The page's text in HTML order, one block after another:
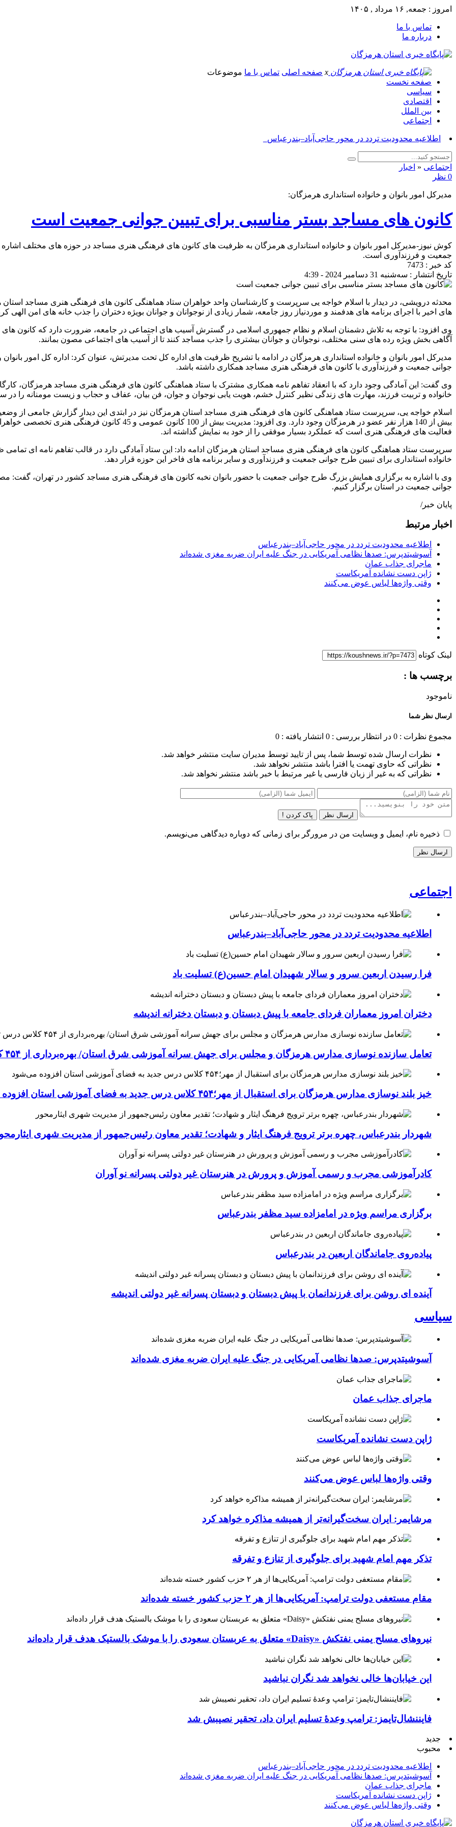
امروز : جمعه, ۱۶ مرداد , ۱۴۰۵
تماس با ما
درباره ما
x صفحه اصلی تماس با ما موضوعات
صفحه نخست
سیاسی
اقتصادی
بین الملل
اجتماعی
آسوشی_
اجتماعی « اخبار
0 نظر
مدیرکل امور بانوان و خانواده استانداری هرمزگان:
کانون های مساجد بستر مناسبی برای تبیین جوانی جمعیت است
کوش نیوز-مدیرکل امور بانوان و خانواده استانداری هرمزگان به ظرفیت های کانون های فرهنگی هنری مساجد در حوزه های مختلف
جمعیت و فرزندآوری است.
کد خبر : 7473
تاریخ انتشار : سه‌شنبه 31 دسامبر 2024 - 4:39
محدثه درویشی، در دیدار با اسلام خواجه یی سرپرست و کارشناسان واحد خواهران ستاد هماهنگی کانون های فرهنگی هنری مساجد
های اخیر با اجرای برنامه های هدفمند و موردنیاز روز جامعه، شمار زیادی از نوجوانان و جوانان بویژه دختران را جذب خانه های امن الهی
وی افزود: با توجه به تلاش دشمنان اسلام و نظام جمهوری اسلامی در گسترش آسیب های اجتماعی در جامعه، ضرورت دارد که کانون های
آگاهی بخش ویژه رده های سنی مختلف، نوجوانان و جوانان بیشتری را جذب مساجد کنند تا از آسیب های اجتماعی مصون بمانند.
مدیرکل امور بانوان و خانواده استانداری هرمزگان در ادامه با تشریح ظرفیت های اداره کل تحت مدیرتش، عنوان کرد: اداره کل امور
جوانی جمعیت و فرزندآوری با کانون های فرهنگی هنری مساجد همکاری داشته باشد.
وی گفت: این آمادگی وجود دارد که با انعقاد تفاهم نامه همکاری مشترک با ستاد هماهنگی کانون های فرهنگی هنری مساجد هرمزگان،
خانواده و تربیت فرزند، مهارت های زندگی نظیر کنترل خشم، هویت یابی نوجوان و جوان، فن بیان، عفاف و حجاب و زیست مومنانه را در
بیش از 140 هزار نفر عضو در هرمزگان وجود دارد. وی افزود: مدیریت
فعالیت های فرهنگی هنری است که عملکرد بسیار موفقی را از خود به نمایش گذاشته اند.
سرپرست ستاد هماهنگی کانون های فرهنگی هنری مساجد استان هرمزگان ادامه داد: این ستاد آمادگی دارد در قالب تفاهم نامه ای تمامی
خانواده استانداری برای تبیین طرح جوانی جمعیت و فرزندآوری و سایر برنامه های فاخر این حوزه قرار دهد.
وی با اشاره به برگزاری همایش بزرگ طرح جوانی جمعیت با حضور بانوان نخبه کانون های فرهنگی هنری مساجد کشور در تهران، گفت:
جوانی جمعیت در استان برگزار کنیم.
پایان خبر/
اخبار مرتبط
اطلاعیه محدودیت تردد در محور حاجی‌آباد–بندرعباس
آسوشیتدپرس: صدها نظامی آمریکایی در جنگ علیه ایران ضربه مغزی شده‌اند
ماجرای جذاب عمان
ژاپن دست نشانده آمریکاست
وقتی واژه‌ها لباس عوض می‌کنند
لینک کوتاه
برچسب ها :
ناموجود
ارسال نظر شما
مجموع نظرات : 0 در انتظار بررسی : 0 انتشار یافته : 0
نظرات ارسال شده توسط شما، پس از تایید توسط مدیران سایت منتشر خواهد شد.
نظراتی که حاوی تهمت یا افترا باشد منتشر نخواهد شد.
نظراتی که به غیر از زبان فارسی یا غیر مرتبط با خبر باشد منتشر نخواهد شد.
ارسال نظر پاک کردن !
ذخیره نام، ایمیل و وبسایت من در مرورگر برای زمانی که دوباره دیدگاهی می‌نویسم.
اجتماعی
اطلاعیه محدودیت تردد در محور حاجی‌آباد–بندرعباس
فرا رسیدن اربعین سرور و سالار شهیدان امام حسین(ع) تسلیت باد
دختران امروز معماران فردای جامعه با پیش دبستان و دبستان دخترانه اندیشه
تعامل سازنده نوسازی مدارس هرمزگان و مجلس برای جهش سرانه آموزشی شرق استان/ بهره‌برداری از ۴۵۴ کلاس درس تا مهرماه
خیز بلند نوسازی مدارس هرمزگان برای استقبال از مهر؛۴۵۴ کلاس درس جدید به فضای آموزشی استان افزوده می‌شود
شهردار بندرعباس، چهره برتر ترویج فرهنگ ایثار و شهادت؛ تقدیر معاون رئیس‌جمهور از مدیریت شهری
کادرآموزشی مجرب و رسمی آموزش و پرورش در هنرستان غیر دولتی پسرانه نو آوران
برگزاری مراسم ویژه در امامزاده سید مظفر بندرعباس
پیاده‌روی جاماندگان اربعین در بندرعباس
آینده ای روشن برای فرزندانمان با پیش دبستان و دبستان پسرانه غیر دولتی اندیشه
سیاسی
آسوشیتدپرس: صدها نظامی آمریکایی در جنگ علیه ایران ضربه مغزی شده‌اند
ماجرای جذاب عمان
ژاپن دست نشانده آمریکاست
وقتی واژه‌ها لباس عوض می‌کنند
مرشایمر: ایران سخت‌گیرانه‌تر از همیشه مذاکره خواهد کرد
تذکر مهم امام شهید برای جلوگیری از تنازع و تفرقه
مقام مستعفی دولت ترامپ: آمریکایی‌ها از هر ۲ حزب کشور خسته شده‌اند
نیروهای مسلح یمنی نفتکش «Daisy» متعلق به عربستان سعودی را با موشک بالستیک هدف قرار داده‌اند
این خیابان‌ها خالی نخواهد شد نگران نباشید
فایننشال‌تایمز: ترامپ وعدۀ تسلیم ایران داد، تحقیر نصیبش شد
جدید
محبوب
اطلاعیه محدودیت تردد در محور حاجی‌آباد–بندرعباس
آسوشیتدپرس: صدها نظامی آمریکایی در جنگ علیه ایران ضربه مغزی شده‌اند
ماجرای جذاب عمان
ژاپن دست نشانده آمریکاست
وقتی واژه‌ها لباس عوض می‌کنند